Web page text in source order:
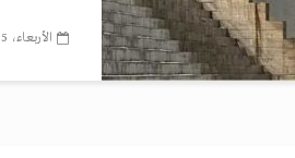
الأربعاء، 5 أغسطس 2026، 6:44 ص